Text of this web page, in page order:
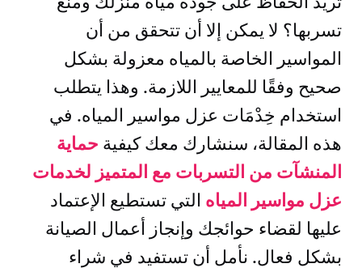
تسربها؟ لا يمكن إلا أن تتحقق من أن
المواسير الخاصة بالمياه معزولة بشكل
صحيح وفقًا للمعايير اللازمة. وهذا يتطلب
استخدام خِدْمَات عزل مواسير المياه. في
هذه المقالة، سنشارك معك كيفية حماية
المنشآت من التسربات مع المتميز لخدمات
عزل مواسير المياه التي تستطيع الإعتماد
عليها لقضاء حوائجك وإنجاز أعمال الصيانة
بشكل فعال. نأمل أن تستفيد في شراء